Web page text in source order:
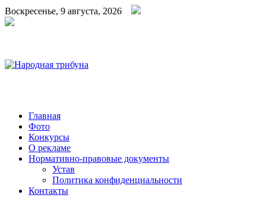
Воскресенье, 9 августа, 2026
Народная трибуна
Калининская районная газета
Главная
Фото
Конкурсы
О рекламе
Нормативно-правовые документы
Устав
Политика конфиденциальности
Контакты